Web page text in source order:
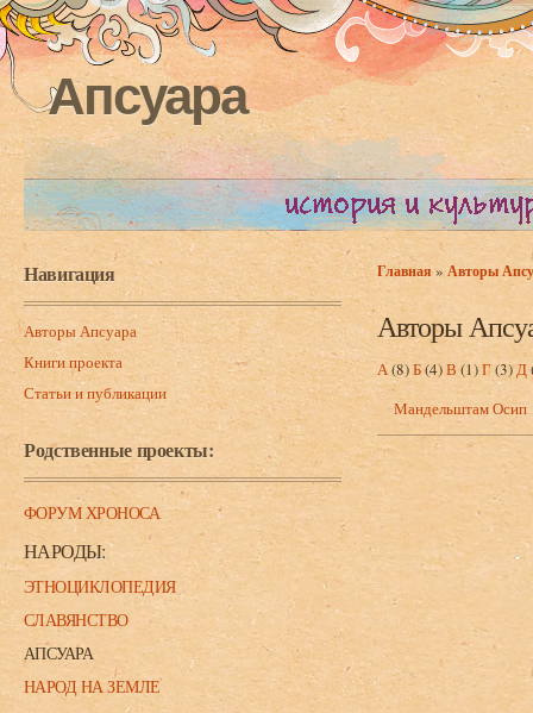
Апсуара
Навигация
Авторы Апсуара
Книги проекта
Статьи и публикации
Родственные проекты:
ФОРУМ ХРОНОСА
НАРОДЫ:
ЭТНОЦИКЛОПЕДИЯ
СЛАВЯНСТВО
АПСУАРА
НАРОД НА ЗЕМЛЕ
Вы здесь
Главная » Авторы
Авторы
А(8)Б(4)В (1)Г(3)Д
Мандельштам Осип